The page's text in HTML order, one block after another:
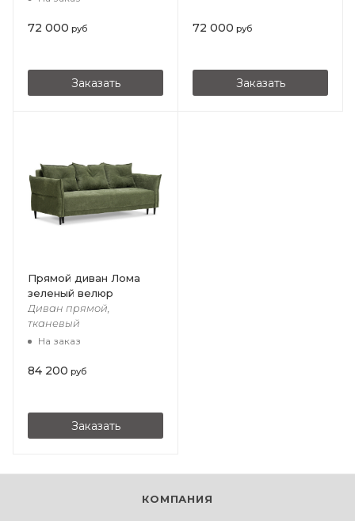
72 000 руб
Заказать
72 000 руб
Заказать
Прямой диван Лома
зеленый велюр
Диван прямой,
тканевый
На заказ
84 200 руб
Заказать
КОМПАНИЯ